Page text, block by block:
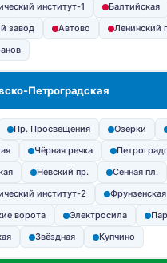
институт-1
Балтийская
завод
Автово
Ленинский
Петроградская
Пр. Просвещения Озерки
Чёрная речка
Невский пр.
Сенная пл.
институт-2
Фрунзенская
ворота
Электросила
Звёздная Купчино